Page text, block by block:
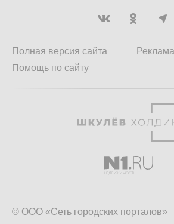
Полная версия сайта
Помощь по сайту
© ООО «Сеть городских порталов»